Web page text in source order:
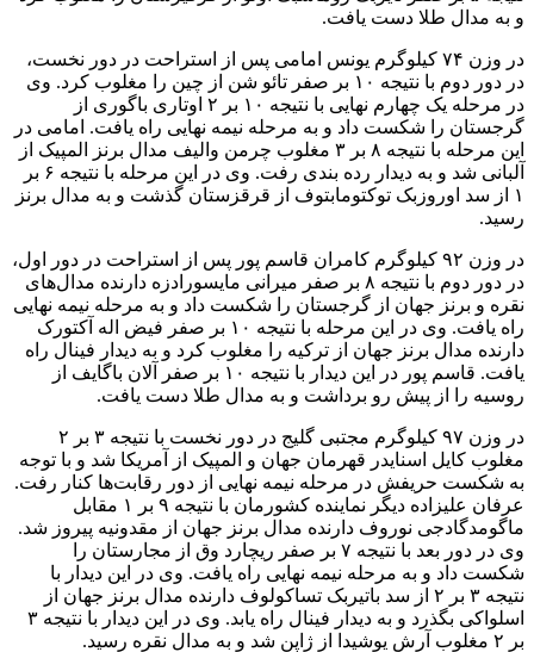
و به مدال طلا دست یافت.
در وزن ۷۴ کیلوگرم یونس امامی پس از استراحت در دور نخست،
در دور دوم با نتیجه ۱۰ بر صفر تائو شن از چین را مغلوب کرد. وی
در مرحله یک چهارم نهایی با نتیجه ۱۰ بر ۲ اوتاری باگوری از
گرجستان را شکست داد و به مرحله نیمه نهایی راه یافت. امامی در
این مرحله با نتیجه ۸ بر ۳ مغلوب چرمن والیف مدال برنز المپیک از
آلبانی شد و به دیدار رده بندی رفت. وی در این مرحله با نتیجه ۶ بر
۱ از سد اوروزبک توکتومابتوف از قرقزستان گذشت و به مدال برنز
رسید.
در وزن ۹۲ کیلوگرم کامران قاسم پور پس از استراحت در دور اول،
در دور دوم با نتیجه ۸ بر صفر میرانی مایسورادزه دارنده مدال‌های
نقره و برنز جهان از گرجستان را شکست داد و به مرحله نیمه نهایی
راه یافت. وی در این مرحله با نتیجه ۱۰ بر صفر فیض اله آکتورک
دارنده مدال برنز جهان از ترکیه را مغلوب کرد و به دیدار فینال راه
یافت. قاسم پور در این دیدار با نتیجه ۱۰ بر صفر آلان باگایف از
روسیه را از پیش رو برداشت و به مدال طلا دست یافت.
در وزن ۹۷ کیلوگرم مجتبی گلیج در دور نخست با نتیجه ۳ بر ۲
مغلوب کایل اسنایدر قهرمان جهان و المپیک از آمریکا شد و با توجه
به شکست حریفش در مرحله نیمه نهایی از دور رقابت‌ها کنار رفت.
عرفان علیزاده دیگر نماینده کشورمان با نتیجه ۹ بر ۱ مقابل
ماگومدگادجی نوروف دارنده مدال برنز جهان از مقدونیه پیروز شد.
وی در دور بعد با نتیجه ۷ بر صفر ریچارد وق از مجارستان را
شکست داد و به مرحله نیمه نهایی راه یافت. وی در این دیدار با
نتیجه ۳ بر ۲ از سد باتیربک تساکولوف دارنده مدال برنز جهان از
اسلواکی بگذرد و به دیدار فینال راه یابد. وی در این دیدار با نتیجه ۳
بر ۲ مغلوب آرش یوشیدا از ژاپن شد و به مدال نقره رسید.